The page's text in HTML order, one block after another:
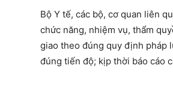
Bộ Y tế, các bộ, cơ quan liên
chức năng, nhiệm vụ, thẩm
giao theo đúng quy định pháp
đúng tiến độ; kịp thời báo cáo